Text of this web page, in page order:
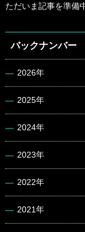
ただいま記事を準備
バックナンバー
2026年
2025年
2024年
2023年
2022年
2021年